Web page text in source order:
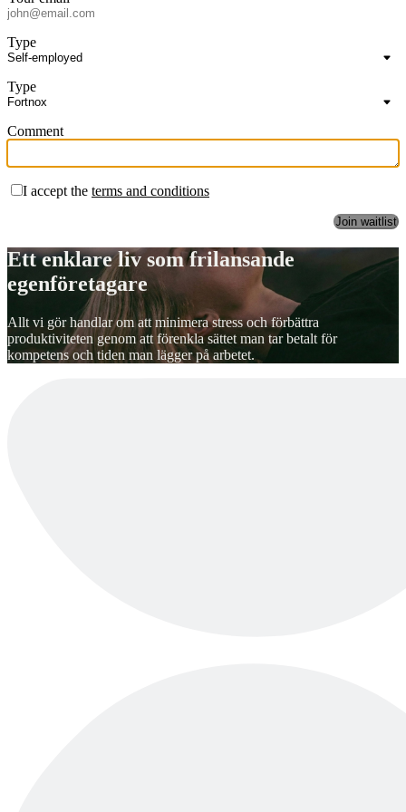
Type
Type
Comment
I accept the terms and conditions
Ett enklare liv som frilansande
egenföretagare
Allt vi gör handlar om att minimera stress och förbättra
produktiviteten genom att förenkla sättet man tar betalt för
kompetens och tiden man lägger på arbetet.